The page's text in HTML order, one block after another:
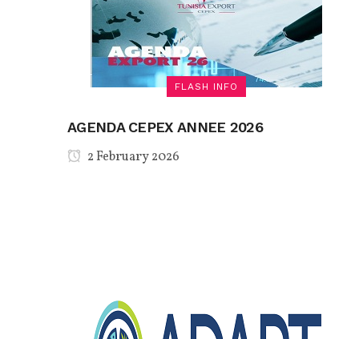
FLASH INFO
AGENDA CEPEX ANNEE 2026
2 February 2026